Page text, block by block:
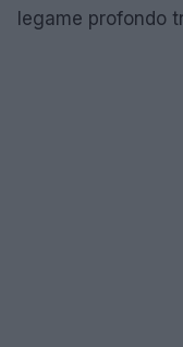
legame profondo